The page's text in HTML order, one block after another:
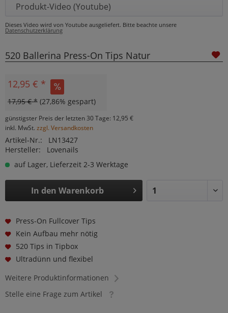
Produkt-Video (Youtube)
Dieses Video wird von Youtube ausgeliefert. Bitte beachte unsere
Datenschutzerklärung
520 Ballerina Press-On Tips Natur
12,95 € *
17,95 € * (27,86% gespart)
günstigster Preis der letzten 30 Tage: 12,95 €
inkl. MwSt. zzgl. Versandkosten
Artikel-Nr.:
LN13427
Hersteller:
Lovenails
auf Lager, Lieferzeit 2-3 Werktage
In den Warenkorb
Press-On Fullcover Tips
Kein Aufbau mehr nötig
520 Tips in Tipbox
Ultradünn und flexibel
Weitere Produktinformationen
Stelle eine Frage zum Artikel